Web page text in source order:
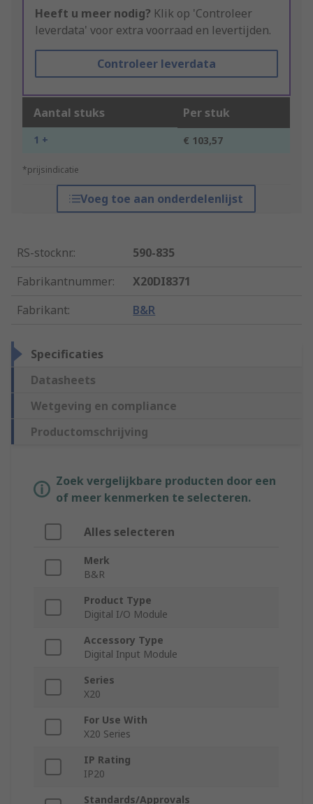
Heeft u meer nodig? Klik op 'Controleer
leverdata' voor extra voorraad en levertijden.
Controleer leverdata
Aantal stuks Per stuk
1 + € 103,57
*prijsindicatie
Voeg toe aan onderdelenlijst
RS-stocknr.:
590-835
Fabrikantnummer:
X20DI8371
Fabrikant: B&R
Specificaties
Datasheets
Wetgeving en compliance
Productomschrijving
Zoek vergelijkbare producten door een
of meer kenmerken te selecteren.
Alles selecteren
Merk
B&R
Product Type
Digital I/O Module
Accessory Type
Digital Input Module
Series
X20
For Use With
X20 Series
IP Rating
IP20
Standards/Approvals